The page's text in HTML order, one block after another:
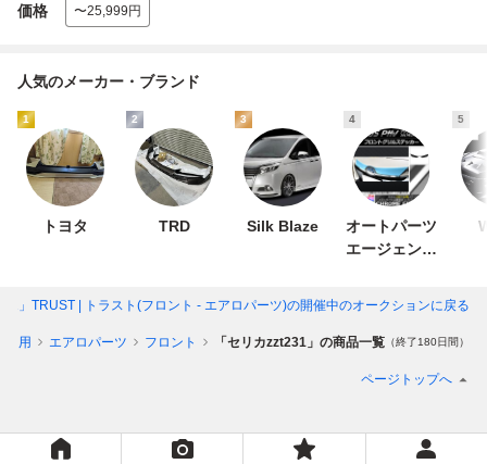
価格 〜25,999円
人気のメーカー・ブランド
1
トヨタ
2
TRD
3
Silk Blaze
4
オートパーツ
エージェンシ
5
」TRUST | トラスト(フロント - エアロパーツ)の開催中のオークションに戻る
タ用 エアロパーツ フロント 「セリカzzt231」の商品一覧 （終了180日間）
ページトップへ